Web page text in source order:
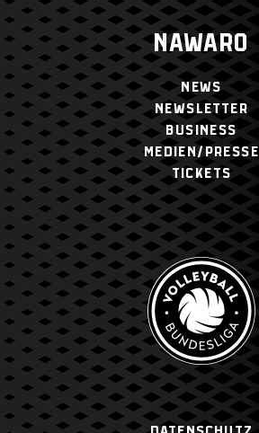
NAWARO
NEWS
NEWSLETTER
BUSINESS
MEDIEN/PRESSE
TICKETS